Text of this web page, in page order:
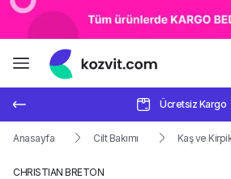
Ücretsiz Kargo
Anasayfa Cilt Bakımı Kaş ve
CHRISTIAN BRETON